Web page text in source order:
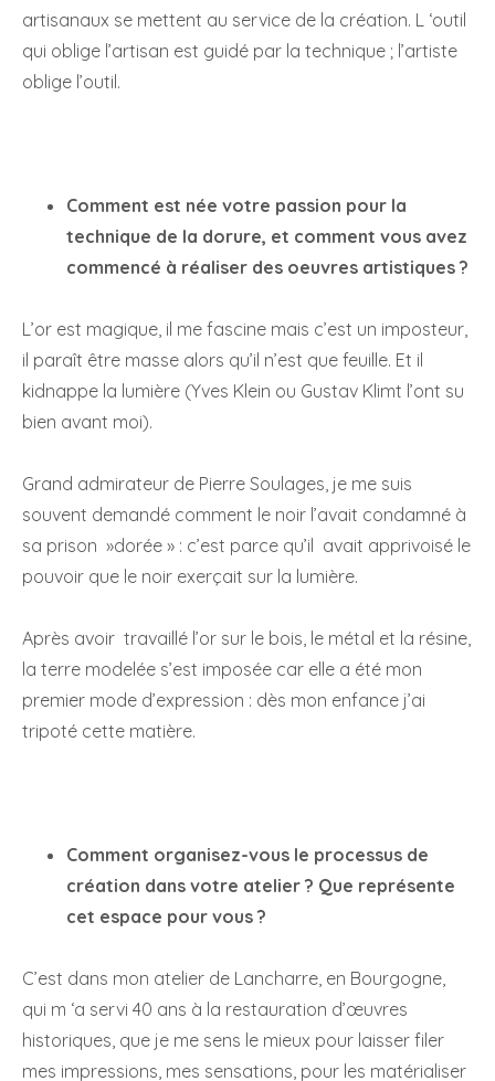
artisanaux se mettent au service de la création. L ‘outil
qui oblige l’artisan est guidé par la technique ; l’artiste
oblige l’outil.
Comment est née votre passion pour la
technique de la dorure, et comment vous avez
commencé à réaliser des oeuvres artistiques ?
L’or est magique, il me fascine mais c’est un imposteur,
il paraît être masse alors qu’il n’est que feuille. Et il
kidnappe la lumière (Yves Klein ou Gustav Klimt l’ont su
bien avant moi).
Grand admirateur de Pierre Soulages, je me suis
souvent demandé comment le noir l’avait condamné à
sa prison »dorée » : c’est parce qu’il avait apprivoisé le
pouvoir que le noir exerçait sur la lumière.
Après avoir travaillé l’or sur le bois, le métal et la résine,
la terre modelée s’est imposée car elle a été mon
premier mode d’expression : dès mon enfance j’ai
tripoté cette matière.
Comment organisez-vous le processus de
création dans votre atelier ? Que représente
cet espace pour vous ?
C’est dans mon atelier de Lancharre, en Bourgogne,
qui m ‘a servi 40 ans à la restauration d’œuvres
historiques, que je me sens le mieux pour laisser filer
mes impressions, mes sensations, pour les matérialiser